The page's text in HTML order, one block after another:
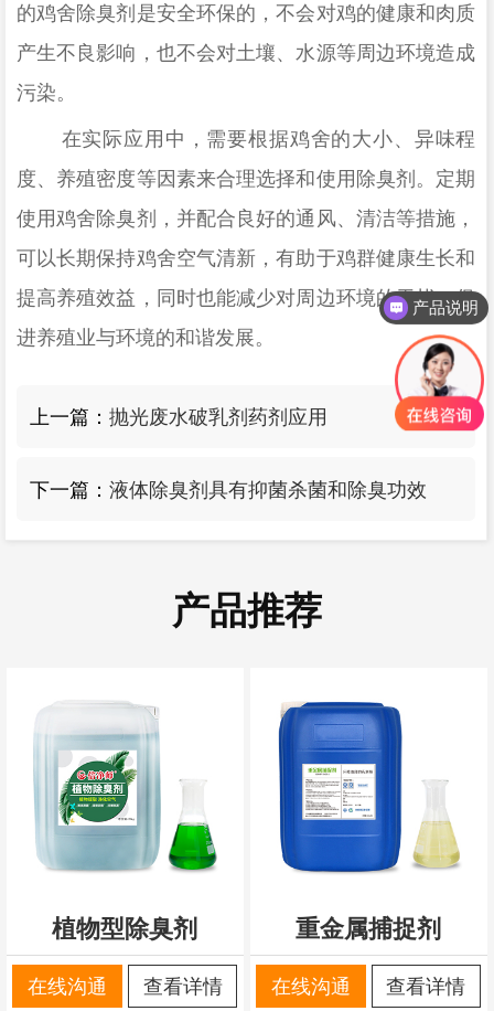
的鸡舍除臭剂是安全环保的，不会对鸡的健康和肉质
产生不良影响，也不会对土壤、水源等周边环境造成
污染。
在实际应用中，需要根据鸡舍的大小、异味程
度、养殖密度等因素来合理选择和使用除臭剂。定期
使用鸡舍除臭剂，并配合良好的通风、清洁等措施，
可以长期保持鸡舍空气清新，有助于鸡群健康生长和
提高养殖效益，同时也能减少对周边环境的干扰，促
进养殖业与环境的和谐发展。
上一篇：抛光废水破乳剂药剂应用
下一篇：液体除臭剂具有抑菌杀菌和除臭功效
产品推荐
植物型除臭剂
在线沟通 查看详情
重金属捕捉剂
在线沟通 查看详情
产品说明